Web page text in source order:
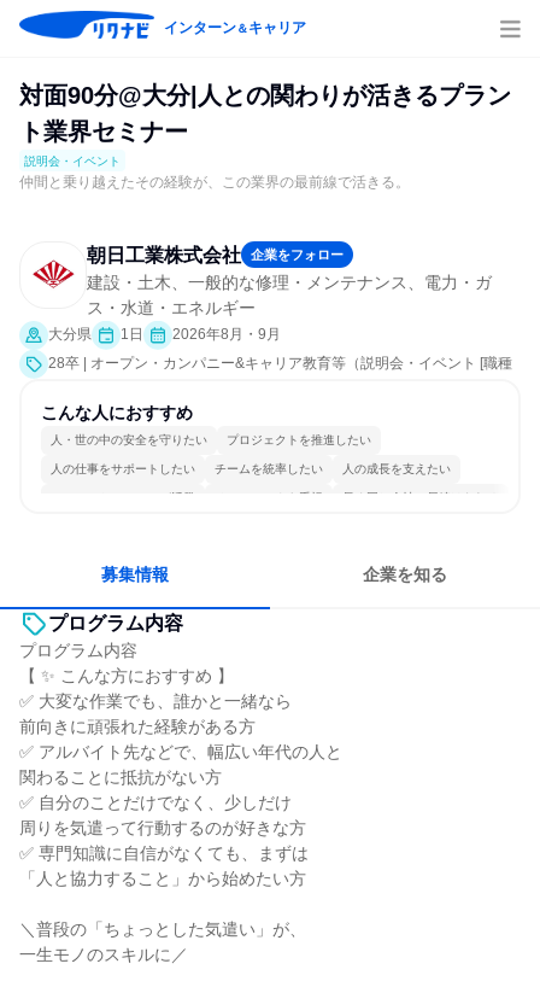
インターン＆キャリア
対面90分@大分|人との関わりが活きるプラン
ト業界セミナー
説明会・イベント
仲間と乗り越えたその経験が、この業界の最前線で活きる。
朝日工業株式会社 企業をフォロー
建設・土木、一般的な修理・メンテナンス、電力・ガ
ス・水道・エネルギー
大分県 1日
2026年8月・9月
28卒 | オープン・カンパニー&キャリア教育等（説明会・イベント [職種
こんな人におすすめ
人・世の中の安全を守りたい プロジェクトを推進したい
人の仕事をサポートしたい チームを統率したい 人の成長を支えたい
コミュニケーションが活発 チームワークを重視 長く同じ会社に居続けられる
募集情報 企業を知る
プログラム内容
プログラム内容
【 ✨ こんな方におすすめ 】
✅ 大変な作業でも、誰かと一緒なら
前向きに頑張れた経験がある方
✅ アルバイト先などで、幅広い年代の人と
関わることに抵抗がない方
✅ 自分のことだけでなく、少しだけ
周りを気遣って行動するのが好きな方
✅ 専門知識に自信がなくても、まずは
「人と協力すること」から始めたい方
＼普段の「ちょっとした気遣い」が、
一生モノのスキルに／